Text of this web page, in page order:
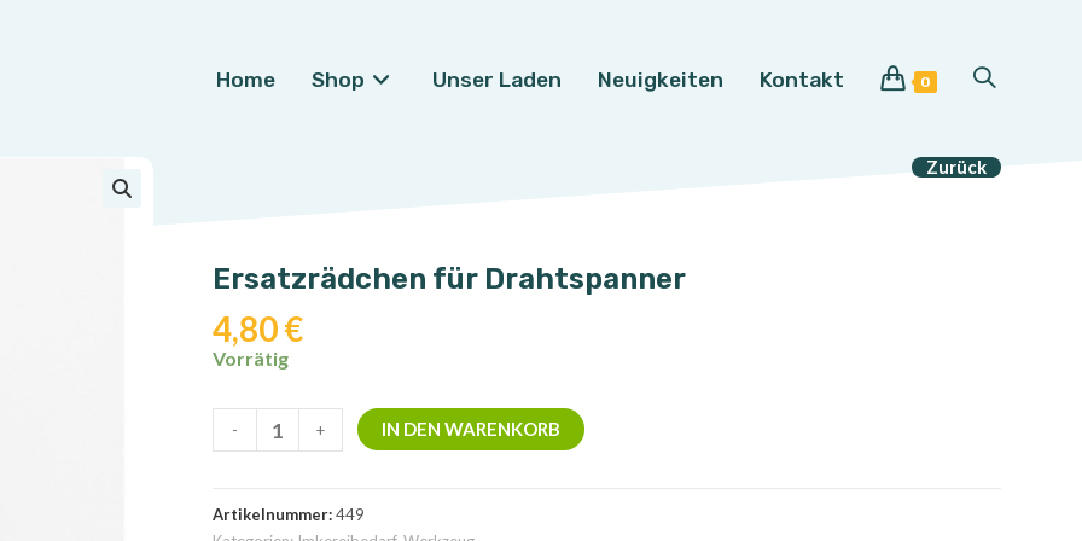
Home Shop Unser Laden Neuigkeiten Kontakt 0 Website-
Zurück
Ersatzrädchen für Drahtspanner
4,80€
Vorrätig
Ersatzrädchen
für
- + IN DEN WARENKORB
Artikelnummer:449